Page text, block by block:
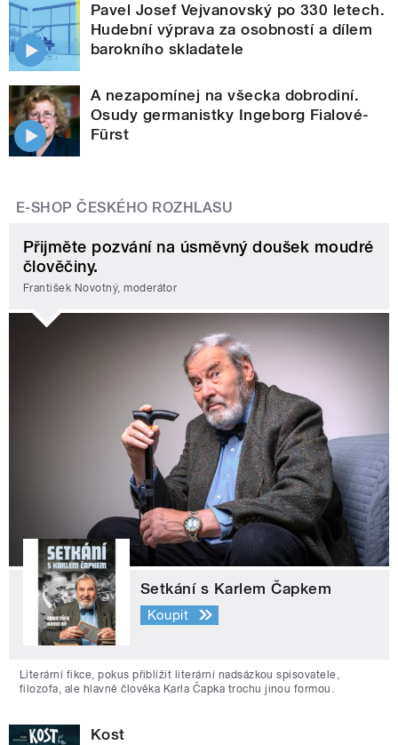
Pavel Josef Vejvanovský po 330 letech.
Hudební výprava za osobností a dílem
barokního skladatele
A nezapomínej na všecka dobrodiní.
Osudy germanistky Ingeborg Fialové-
Fürst
E-SHOP ČESKÉHO ROZHLASU
Přijměte pozvání na úsměvný doušek moudré
člověčiny.
František Novotný, moderátor
Setkání s Karlem Čapkem
Koupit
Literární fikce, pokus přiblížit literární nadsázkou spisovatele,
filozofa, ale hlavně člověka Karla Čapka trochu jinou formou.
Kost